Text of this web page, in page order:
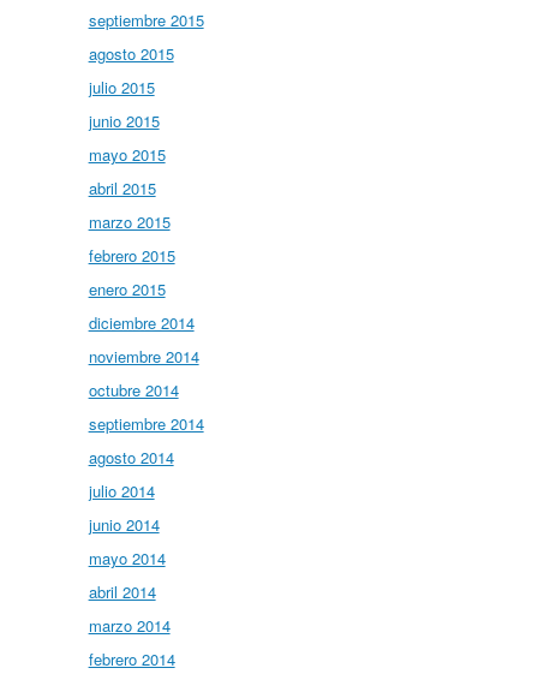
septiembre 2015
agosto 2015
julio 2015
junio 2015
mayo 2015
abril 2015
marzo 2015
febrero 2015
enero 2015
diciembre 2014
noviembre 2014
octubre 2014
septiembre 2014
agosto 2014
julio 2014
junio 2014
mayo 2014
abril 2014
marzo 2014
febrero 2014